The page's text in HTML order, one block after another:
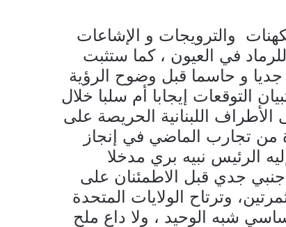
والترويجات و الإشاعات
في العيون ، كما ستثبت
جديا و حاسما قبل وضوح الرؤية
التوقعات إيجابا أم سلبا خلال
29 أيلول 2023، وما على الأطراف اللبنانية الحريصة على
من تجارب الماضي في إنجاز
الرئيس نبيه بري مدخلا
جدي قبل الاطمئنان على
وترتاح الولايات المتحدة
شبه الوحيد ، ولا داع ملح